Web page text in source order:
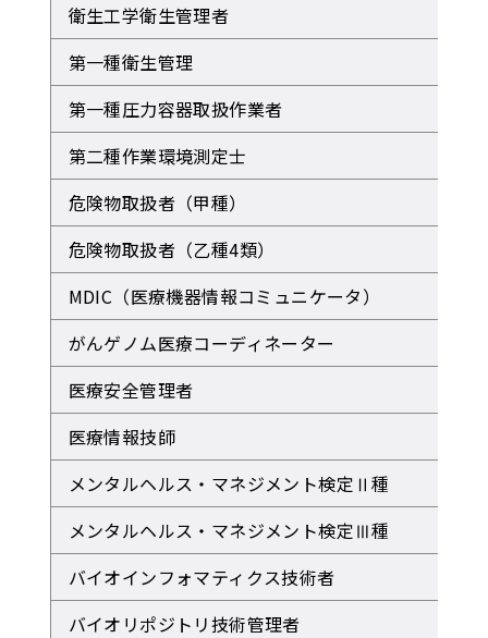
衛生工学衛生管理者
第一種衛生管理
第一種圧力容器取扱作業者
第二種作業環境測定士
危険物取扱者（甲種）
危険物取扱者（乙種4類）
MDIC（医療機器情報コミュニケータ）
がんゲノム医療コーディネーター
医療安全管理者
医療情報技師
メンタルヘルス・マネジメント検定Ⅱ種
メンタルヘルス・マネジメント検定Ⅲ種
バイオインフォマティクス技術者
バイオリポジトリ技術管理者